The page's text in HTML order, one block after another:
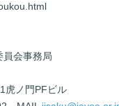
員会事務局
虎ノ門PFビル